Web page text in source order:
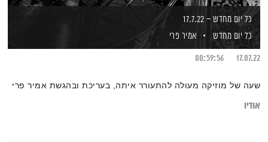
כל יום מחדש – 17.7.22
כל יום מחדש
אמיר פרי
17.07.22
00:59:56
שעה של מוזיקה מעולה להתעורר איתה, בעריכת ובהגשת אמיר פרי
אודיו